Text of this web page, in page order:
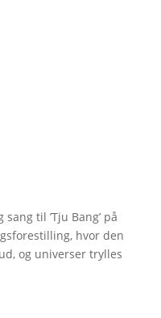
til ’Tju Bang’ på
hvor den
og universer trylles